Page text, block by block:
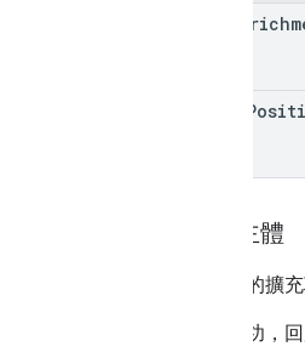
回應主體
已建立的擴充
如果成功，